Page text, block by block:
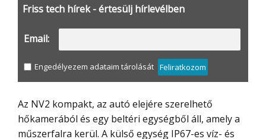
Friss tech hírek - értesülj hírlevélben
Email:
Engedélyezem adataim tárolását Feliratkozom
Az NV2 kompakt, az autó elejére szerelhető
hőkamerából és egy beltéri egységből áll, amely a
műszerfalra kerül. A külső egység IP67-es víz- és